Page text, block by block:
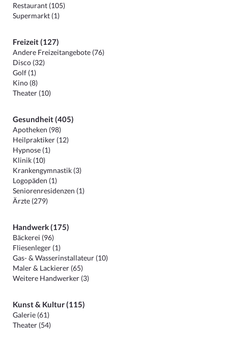
Restaurant (105)
Supermarkt (1)
Freizeit (127)
Andere Freizeitangebote (76)
Disco (32)
Golf (1)
Kino (8)
Theater (10)
Gesundheit (405)
Apotheken (98)
Heilpraktiker (12)
Hypnose (1)
Klinik (10)
Krankengymnastik (3)
Logopäden (1)
Seniorenresidenzen (1)
Ärzte (279)
Handwerk (175)
Bäckerei (96)
Fliesenleger (1)
Gas- & Wasserinstallateur (10)
Maler & Lackierer (65)
Weitere Handwerker (3)
Kunst & Kultur (115)
Galerie (61)
Theater (54)